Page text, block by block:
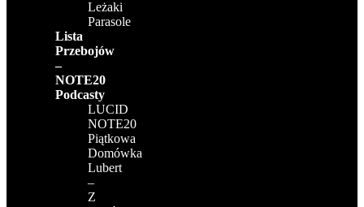
Leżaki
Parasole
Lista
Przebojów
–
NOTE20
Podcasty
LUCID
NOTE20
Piątkowa
Domówka
Lubert
–
Z